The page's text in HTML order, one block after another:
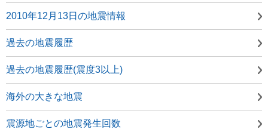
2010年12月13日の地震情報
過去の地震履歴
過去の地震履歴(震度3以上)
海外の大きな地震
震源地ごとの地震発生回数